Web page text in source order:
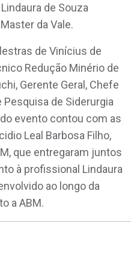
de Souza
da Vale.
de Vinícius de
Redução Minério de
Gerente Geral, Chefe
Pesquisa de Siderurgia
evento contou com as
Leal Barbosa Filho,
que entregaram juntos
à profissional Lindaura
ao longo da
a ABM.